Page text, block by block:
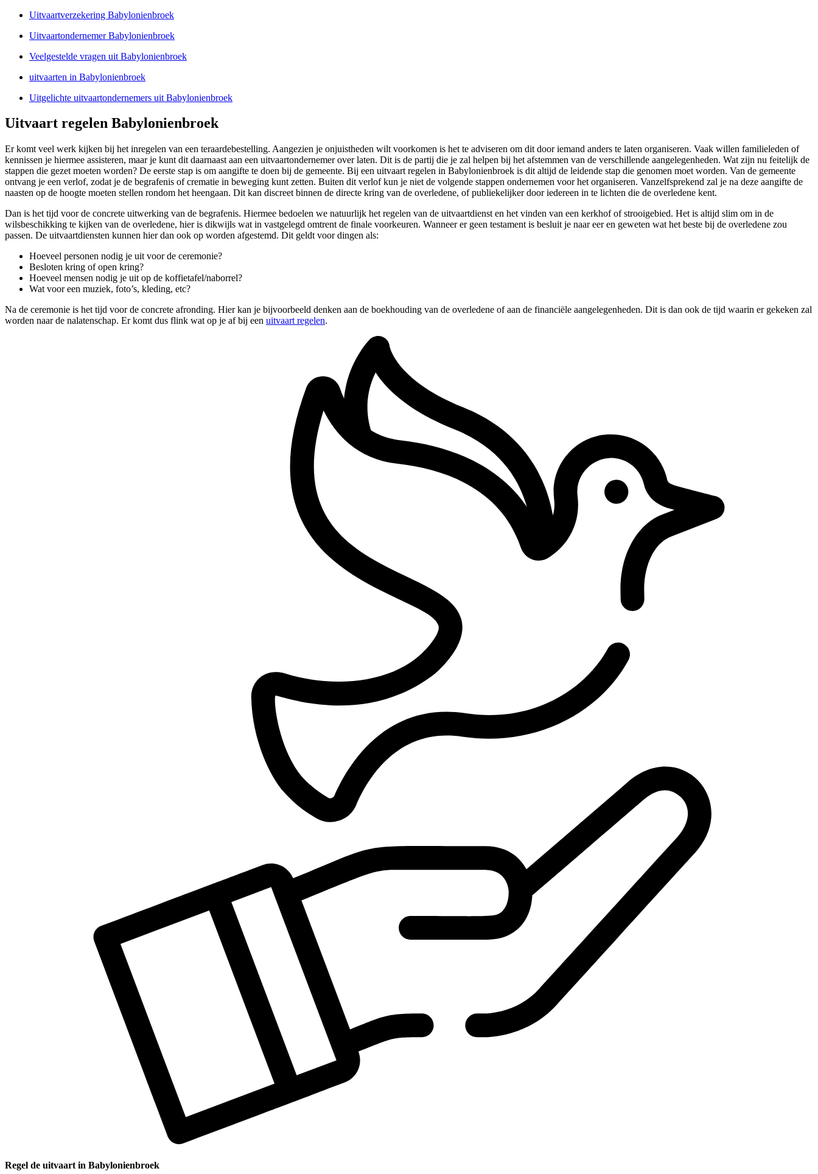
Uitvaartverzekering Babylonienbroek
Uitvaartondernemer Babylonienbroek
Veelgestelde vragen uit Babylonienbroek
uitvaarten in Babylonienbroek
Uitgelichte uitvaartondernemers uit Babylonienbroek
Uitvaart regelen Babylonienbroek
Er komt veel werk kijken bij het inregelen van een teraardebestelling. Aangezien je onjuistheden wilt voorkomen is het te adviseren om dit door iemand anders te laten organiseren. Vaak willen familieleden of
kennissen je hiermee assisteren, maar je kunt dit daarnaast aan een uitvaartondernemer over laten. Dit is de partij die je zal helpen bij het afstemmen van de verschillende aangelegenheden. Wat zijn nu feitelijk de
stappen die gezet moeten worden? De eerste stap is om aangifte te doen bij de gemeente. Bij een uitvaart regelen in Babylonienbroek is dit altijd de leidende stap die genomen moet worden. Van de gemeente
ontvang je een verlof, zodat je de begrafenis of crematie in beweging kunt zetten. Buiten dit verlof kun je niet de volgende stappen ondernemen voor het organiseren. Vanzelfsprekend zal je na deze aangifte de
naasten op de hoogte moeten stellen rondom het heengaan. Dit kan discreet binnen de directe kring van de overledene, of publiekelijker door iedereen in te lichten die de overledene kent.
Dan is het tijd voor de concrete uitwerking van de begrafenis. Hiermee bedoelen we natuurlijk het regelen van de uitvaartdienst en het vinden van een kerkhof of strooigebied. Het is altijd slim om in de
wilsbeschikking te kijken van de overledene, hier is dikwijls wat in vastgelegd omtrent de finale voorkeuren. Wanneer er geen testament is besluit je naar eer en geweten wat het beste bij de overledene zou
passen. De uitvaartdiensten kunnen hier dan ook op worden afgestemd. Dit geldt voor dingen als:
Hoeveel personen nodig je uit voor de ceremonie?
Besloten kring of open kring?
Hoeveel mensen nodig je uit op de koffietafel/naborrel?
Wat voor een muziek, foto’s, kleding, etc?
Na de ceremonie is het tijd voor de concrete afronding. Hier kan je bijvoorbeeld denken aan de boekhouding van de overledene of aan de financiële aangelegenheden. Dit is dan ook de tijd waarin er gekeken zal
worden naar de nalatenschap. Er komt dus flink wat op je af bij een uitvaart regelen.
Regel de uitvaart in Babylonienbroek